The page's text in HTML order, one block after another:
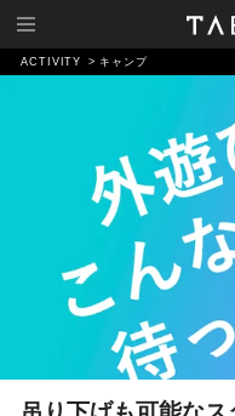
ACTIVITY キャンプ